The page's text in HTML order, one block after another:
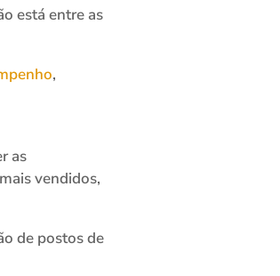
está entre as
,
as
vendidos,
de postos de